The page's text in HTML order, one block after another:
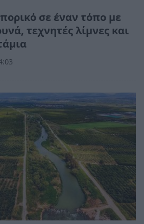
σε έναν τόπο με
τεχνητές λίμνες και